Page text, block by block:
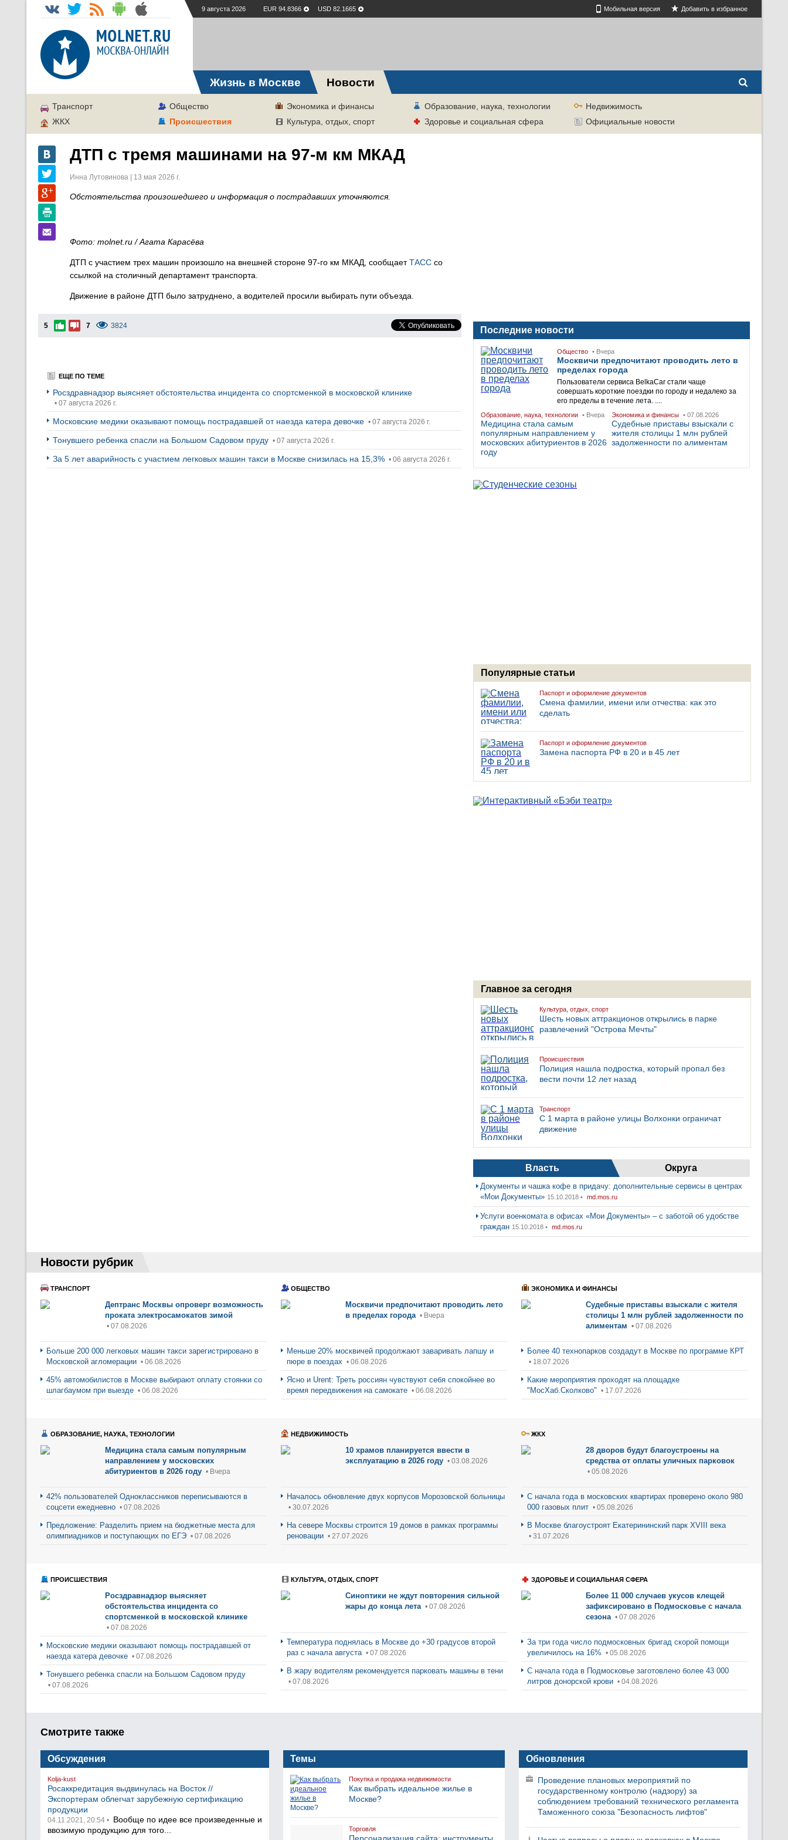
9 августа 2026 EUR 94.8366 USD 82.1665 Мобильная версия Добавить в избранное
Жизнь в Москве Новости
Транспорт Общество Экономика и финансы Образование, наука, технологии
Недвижимость
ЖКХ
Происшествия Культура, отдых, спорт Здоровье и социальная сфера Официальные новости
ДТП с тремя машинами на 97-м км МКАД
Инна Лутовинова | 13 мая 2026 г.
Обстоятельства произошедшего и информация о пострадавших уточняются.
Фото: molnet.ru / Агата Карасёва
ДТП с участием трех машин произошло на внешней стороне 97-го км МКАД, сообщаетТАСС со
ссылкой на столичный департамент транспорта.
Движение в районе ДТП было затруднено, а водителей просили выбирать пути объезда.
5 7 3824
ЕЩЕ ПО ТЕМЕ
Росздравнадзор выясняет обстоятельства инцидента со спортсменкой в московской клинике
• 07 августа 2026 г.
Московские медики оказывают помощь пострадавшей от наезда катера девочке • 07 августа 2026 г.
Тонувшего ребенка спасли на Большом Садовом пруду • 07 августа 2026 г.
За 5 лет аварийность с участием легковых машин такси в Москве снизилась на 15,3% • 06 августа 2026 г.
Последние новости
Общество • Вчера
Москвичи предпочитают проводить лето в
пределах города
Пользователи сервиса BelkaCar стали чаще
совершать короткие поездки по городу и недалеко за
его пределы в течение лета. ....
Образование, наука, технологии • Вчера
Медицина стала самым
популярным направлением у
московских абитуриентов в 2026
году
Экономика и финансы • 07.08.2026
Судебные приставы взыскали с
жителя столицы 1 млн рублей
задолженности по алиментам
Популярные статьи
Паспорт и оформление документов
Смена фамилии, имени или отчества: как это
сделать
Паспорт и оформление документов
Замена паспорта РФ в 20 и в 45 лет
Главное за сегодня
Культура, отдых, спорт
Шесть новых аттракционов открылись в парке
развлечений "Острова Мечты"
Происшествия
Полиция нашла подростка, который пропал без
вести почти 12 лет назад
Транспорт
С 1 марта в районе улицы Волхонки ограничат
движение
Власть Округа
Документы и чашка кофе в придачу: дополнительные сервисы в центрах
«Мои Документы» 15.10.2018 • md.mos.ru
Услуги военкомата в офисах «Мои Документы» – с заботой об удобстве
граждан 15.10.2018 • md.mos.ru
Новости рубрик
ТРАНСПОРТ
Дептранс Москвы опроверг возможность
проката электросамокатов зимой
• 07.08.2026
Больше 200 000 легковых машин такси зарегистрировано в
Московской агломерации • 06.08.2026
45% автомобилистов в Москве выбирают оплату стоянки со
шлагбаумом при выезде • 06.08.2026
ОБЩЕСТВО
Москвичи предпочитают проводить лето
в пределах города • Вчера
Меньше 20% москвичей продолжают заваривать лапшу и
пюре в поездах • 06.08.2026
Ясно и Urent: Треть россиян чувствуют себя спокойнее во
время передвижения на самокате • 06.08.2026
ЭКОНОМИКА И ФИНАНСЫ
Судебные приставы взыскали с жителя
столицы 1 млн рублей задолженности по
алиментам • 07.08.2026
Более 40 технопарков создадут в Москве по программе КРТ
• 18.07.2026
Какие мероприятия проходят на площадке
"МосХаб.Сколково" • 17.07.2026
ОБРАЗОВАНИЕ, НАУКА, ТЕХНОЛОГИИ
Медицина стала самым популярным
направлением у московских
абитуриентов в 2026 году • Вчера
42% пользователей Одноклассников переписываются в
соцсети ежедневно • 07.08.2026
Предложение: Разделить прием на бюджетные места для
олимпиадников и поступающих по ЕГЭ • 07.08.2026
НЕДВИЖИМОСТЬ
10 храмов планируется ввести в
эксплуатацию в 2026 году • 03.08.2026
Началось обновление двух корпусов Морозовской больницы
• 30.07.2026
На севере Москвы строится 19 домов в рамках программы
реновации • 27.07.2026
ЖКХ
28 дворов будут благоустроены на
средства от оплаты уличных парковок
• 05.08.2026
С начала года в московских квартирах проверено около 980
000 газовых плит • 05.08.2026
В Москве благоустроят Екатерининский парк XVIII века
• 31.07.2026
ПРОИСШЕСТВИЯ
Росздравнадзор выясняет
обстоятельства инцидента со
спортсменкой в московской клинике
• 07.08.2026
Московские медики оказывают помощь пострадавшей от
наезда катера девочке • 07.08.2026
Тонувшего ребенка спасли на Большом Садовом пруду
• 07.08.2026
КУЛЬТУРА, ОТДЫХ, СПОРТ
Синоптики не ждут повторения сильной
жары до конца лета • 07.08.2026
Температура поднялась в Москве до +30 градусов второй
раз с начала августа • 07.08.2026
В жару водителям рекомендуется парковать машины в тени
• 07.08.2026
ЗДОРОВЬЕ И СОЦИАЛЬНАЯ СФЕРА
Более 11 000 случаев укусов клещей
зафиксировано в Подмосковье с начала
сезона • 07.08.2026
За три года число подмосковных бригад скорой помощи
увеличилось на 16% • 05.08.2026
С начала года в Подмосковье заготовлено более 43 000
литров донорской крови • 04.08.2026
Смотрите также
Обсуждения
Kolja-kust
Росаккредитация выдвинулась на Восток //
Экспортерам облегчат зарубежную сертификацию
продукции
04.11.2021, 20:54 • Вообще по идее все произведенные и
ввозимую продукцию для того...
Темы
Покупка и продажа недвижимости
Как выбрать идеальное жилье в
Москве?
Торговля
Обновления
Проведение плановых мероприятий по
государственному контролю (надзору) за
соблюдением требований технического регламента
Таможенного союза "Безопасность лифтов"